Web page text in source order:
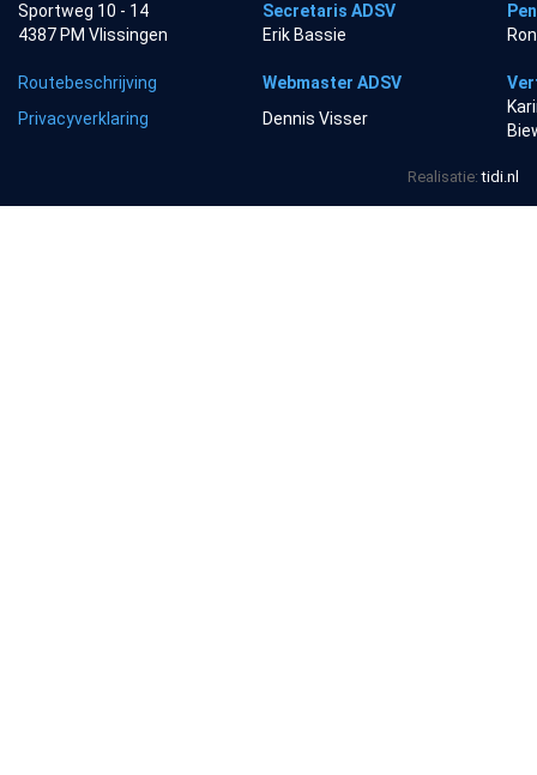
Sportweg 10 - 14
Secretaris ADSV
4387 PM Vlissingen
Erik Bassie
Routebeschrijving Webmaster ADSV
Privacyverklaring
Dennis Visser
Realisatie:tidi.nl